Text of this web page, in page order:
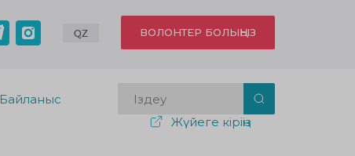
QZ ВОЛОНТЕР БОЛЫҢЫЗ
Байланыс
Жүйеге кіріңіз